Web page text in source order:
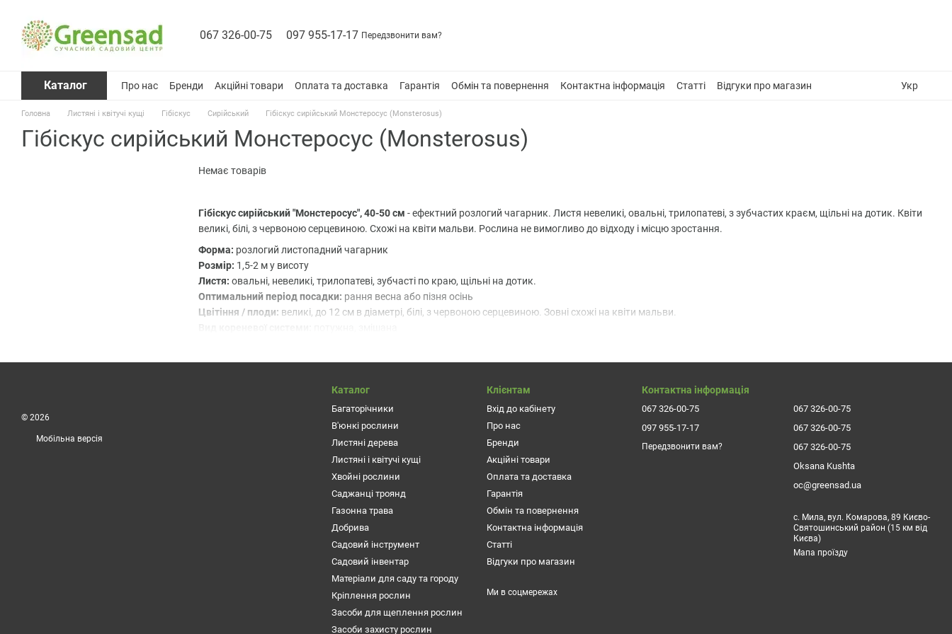
067 326-00-75 097 955-17-17 Передзвонити вам?
Каталог Про нас Бренди Акційні товари Оплата та доставка Гарантія Обмін та повернення Контактна інформація Статті Відгуки про магазин Укр
Головна Листяні і квітучі кущі Гібіскус Сирійський Гібіскус сирійський Монстеросус (Monsterosus)
Гібіскус сирійський Монстеросус (Monsterosus)
Гібіскус сирійський "Монстеросус", 40-50 см - ефектний розлогий чагарник. Листя невеликі, овальні, трилопатеві, з зубчастих краєм, щільні на дотик. Квіти
великі, білі, з червоною серцевиною. Схожі на квіти мальви. Рослина не вимогливо до відходу і місцю зростання.
Форма: розлогий листопадний чагарник
Розмір: 1,5-2 м у висоту
Листя: овальні, невеликі, трилопатеві, зубчасті по краю, щільні на дотик.
Оптимальний період посадки: рання весна або пізня осінь
Цвітіння / плоди: великі, до 12 см в діаметрі, білі, з червоною серцевиною. Зовні схожі на квіти мальви.
Україна.
Немає товарів
© 2026
Мобільна версія
Каталог
Багаторічники
В'юнкі рослини
Листяні дерева
Листяні і квітучі кущі
Хвойні рослини
Саджанці троянд
Газонна трава
Добрива
Садовий інструмент
Садовий інвентар
Матеріали для саду та городу
Кріплення рослин
Засоби для щеплення рослин
Засоби захисту рослин
Клієнтам
Вхід до кабінету
Про нас
Бренди
Акційні товари
Оплата та доставка
Гарантія
Обмін та повернення
Контактна інформація
Статті
Відгуки про магазин
Ми в соцмережах
Контактна інформація
067 326-00-75
097 955-17-17
Передзвонити вам?
067 326-00-75
067 326-00-75
067 326-00-75
Oksana Kushta
oc@greensad.ua
с. Мила, вул. Комарова, 89 Києво-
Святошинський район (15 км від
Києва)
Мапа проїзду